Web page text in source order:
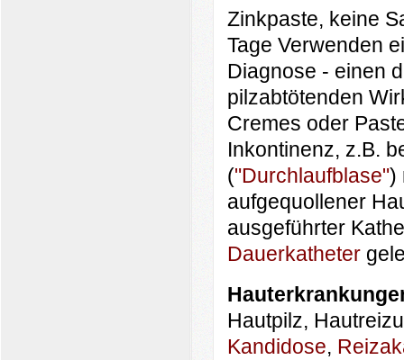
Zinkpaste, keine
Tage Verwenden
Diagnose - einen
pilzabtötenden
Cremes oder
Inkontinenz, z.B.
("Durchlaufblase")
aufgequollener
ausgeführter
Dauerkatheter
Hautpilz,
Kandidose,